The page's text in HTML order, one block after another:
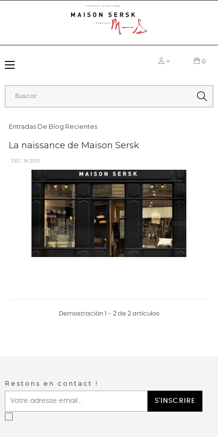
Navegación
palanca
☰
0
Entradas De Blog Recientes
La naissance de Maison Sersk
DEC 18 2013
Demostración 1 - 2 de 2 artículos
Restons en contact !
S'INSCRIRE